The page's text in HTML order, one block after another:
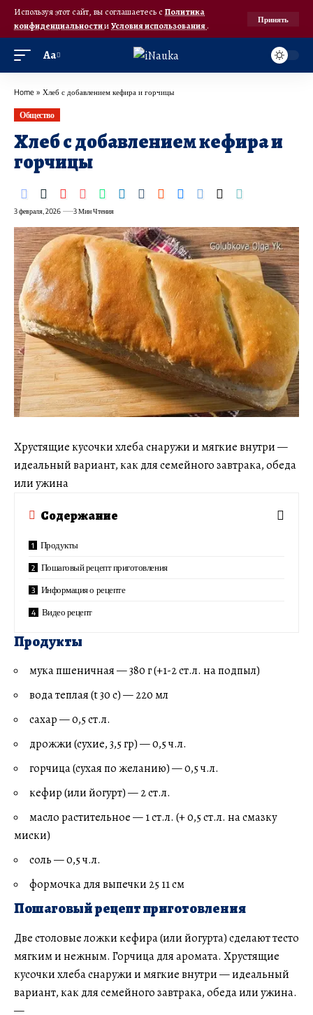
Используя этот сайт, вы соглашаетесь с Политика
конфиденциальностииУсловия использования.
Принять
Аа
Home » Хлеб с добавлением кефира и горчицы
Общество
Хлеб с добавлением кефира и
горчицы
3 февраля, 2026 3 Мин Чтения
Хрустящие кусочки хлеба снаружи и мягкие внутри —
идеальный вариант, как для семейного завтрака, обеда
или ужина
Содержание
Продукты
Пошаговый рецепт приготовления
Информация о рецепте
Видео рецепт
Продукты
мука пшеничная — 380 г (+1-2 ст.л. на подпыл)
вода теплая (t 30 с) — 220 мл
сахар — 0,5 ст.л.
дрожжи (сухие, 3,5 гр) — 0,5 ч.л.
горчица (сухая по желанию) — 0,5 ч.л.
кефир (или йогурт) — 2 ст.л.
масло растительное — 1 ст.л. (+ 0,5 ст.л. на смазку
миски)
соль — 0,5 ч.л.
формочка для выпечки 25 11 см
Пошаговый рецепт приготовления
Две столовые ложки кефира (или йогурта) сделают тесто
мягким и нежным. Горчица для аромата. Хрустящие
кусочки хлеба снаружи и мягкие внутри — идеальный
вариант, как для семейного завтрака, обеда или ужина.
—